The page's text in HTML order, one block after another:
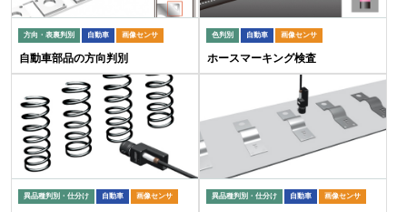
方向・表裏判別 自動車 画像センサ
自動車部品の方向判別
色判別 自動車 画像センサ
ホースマーキング検査
異品種判別・仕分け 自動車 画像センサ 異品種判別・仕分け 自動車 画像センサ